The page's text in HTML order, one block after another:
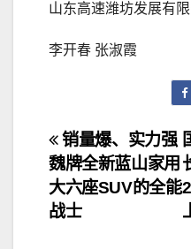
山东高速潍坊发展有限
李开春 张淑霞
文
章
导
销量爆、实力强
魏牌全新蓝山家用
大六座SUV的全能
战士